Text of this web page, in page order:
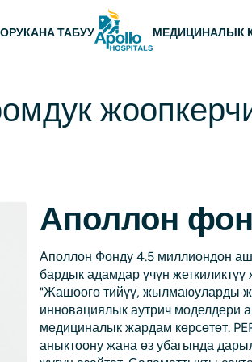
ТАБУУ МЕДИЦИНАЛЫК
Аполлон
Аполлон Фонду 4.5 миллиондон
бардык адамдар үчүн
"Жашоого тийүү, жылмаюуларды
инновациялык аутрич моделдери
медициналык жардам көрсөтөт.
аныктоону жана өз убагында